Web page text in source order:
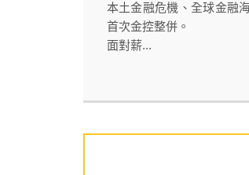
本土金融危機、全球金融
首次金控整併。
面對薪...